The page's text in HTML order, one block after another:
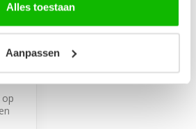
Alles toestaan
Aanpassen